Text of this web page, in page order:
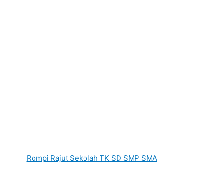
Rompi Rajut Sekolah TK SD SMP SMA